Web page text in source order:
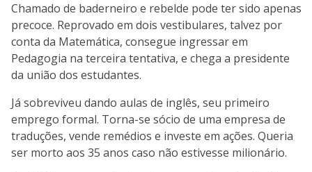
Chamado de baderneiro e rebelde pode ter sido apenas
precoce. Reprovado em dois vestibulares, talvez por
conta da Matemática, consegue ingressar em
Pedagogia na terceira tentativa, e chega a presidente
da união dos estudantes.
Já sobreviveu dando aulas de inglês, seu primeiro
emprego formal. Torna-se sócio de uma empresa de
traduções, vende remédios e investe em ações. Queria
ser morto aos 35 anos caso não estivesse milionário.